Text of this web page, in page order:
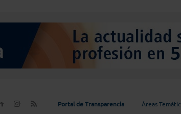
Portal de Transparencia Áreas